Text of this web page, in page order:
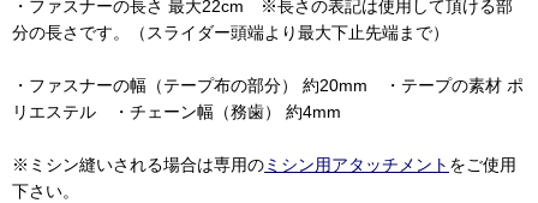
・ファスナーの長さ 最大22cm ※長さの表記は使用して頂ける部
分の長さです。（スライダー頭端より最大下止先端まで）
・ファスナーの幅（テープ布の部分） 約20mm ・テープの素材 ポ
リエステル ・チェーン幅（務歯） 約4mm
※ミシン縫いされる場合は専用のミシン用アタッチメント をご使用
下さい。